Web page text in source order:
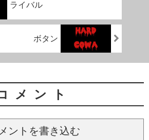
ライバル
ボタン
メント
ントを書き込む